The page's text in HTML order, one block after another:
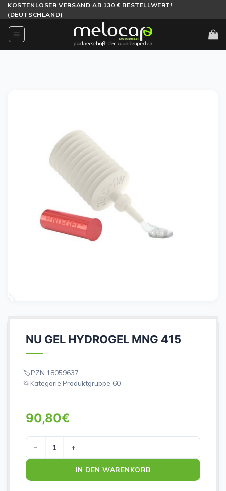
Zum
Inhalt
springen
KOSTENLOSER VERSAND AB 130 € BESTELLWERT!
(DEUTSCHLAND)
NU GEL HYDROGEL MNG 415
PZN:18059637
Kategorie:Produktgruppe 60
90,80€
NU GEL HYDROGEL MNG 415 Menge
IN DEN WARENKORB